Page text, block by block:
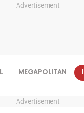
Advertisement
MEGAPOLITAN
Advertisement